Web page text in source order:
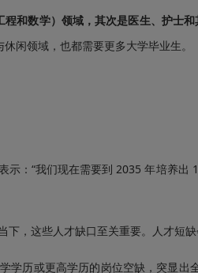
和数学）领域，其次是医生、护士
闲领域，也都需要更多大学毕业生。
：“我们现在需要到 2035 年培养出
下，这些人才缺口至关重要。人才短
学历或更高学历的岗位空缺，突显